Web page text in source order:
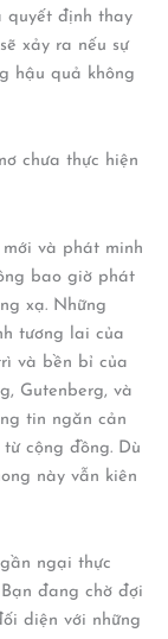
quyết định thay
xảy ra nếu sự
hậu quả không
chưa thực hiện
và phát minh
bao giờ phát
xạ. Những
tương lai của
và bền bỉ của
Gutenberg, và
tin ngăn cản
cộng đồng. Dù
này vẫn kiên
ngại thực
đang chờ đợi
diện với những